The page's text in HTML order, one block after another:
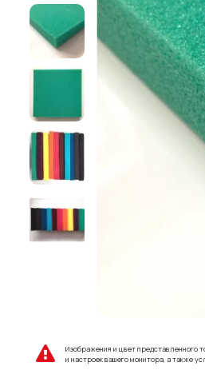
Изображения и цвет представленного
и настроек вашего монитора, а также